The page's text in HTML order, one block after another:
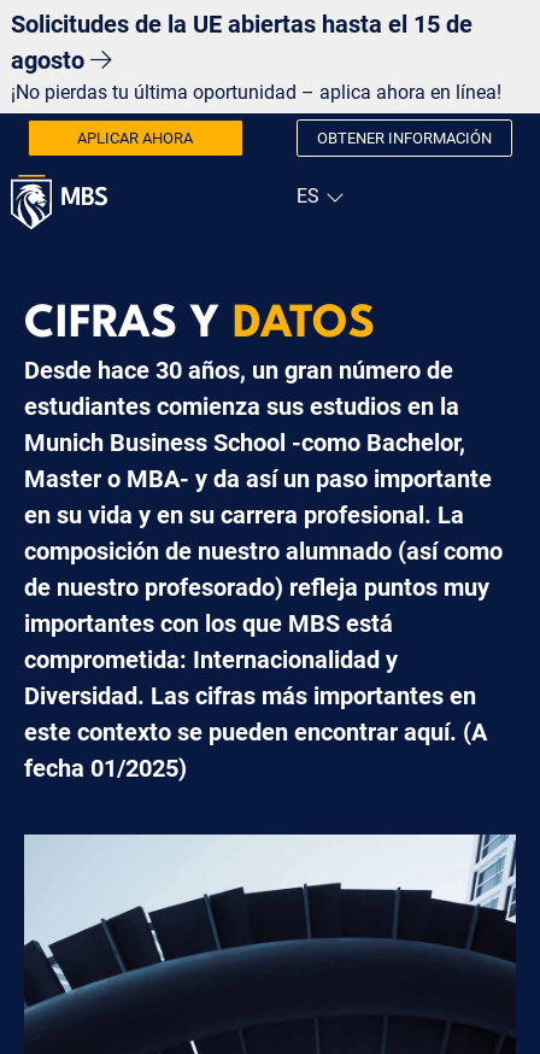
Solicitudes de la UE abiertas hasta el 15 de
agosto
¡No pierdas tu última oportunidad – aplica ahora en línea!
APLICAR AHORA OBTENER INFORMACIÓN
CIFRAS Y DATOS
Desde hace 30 años, un gran número de
estudiantes comienza sus estudios en la
Munich Business School -como Bachelor,
Master o MBA- y da así un paso importante
en su vida y en su carrera profesional. La
composición de nuestro alumnado (así como
de nuestro profesorado) refleja puntos muy
importantes con los que MBS está
comprometida: Internacionalidad y
Diversidad. Las cifras más importantes en
este contexto se pueden encontrar aquí. (A
fecha 01/2025)